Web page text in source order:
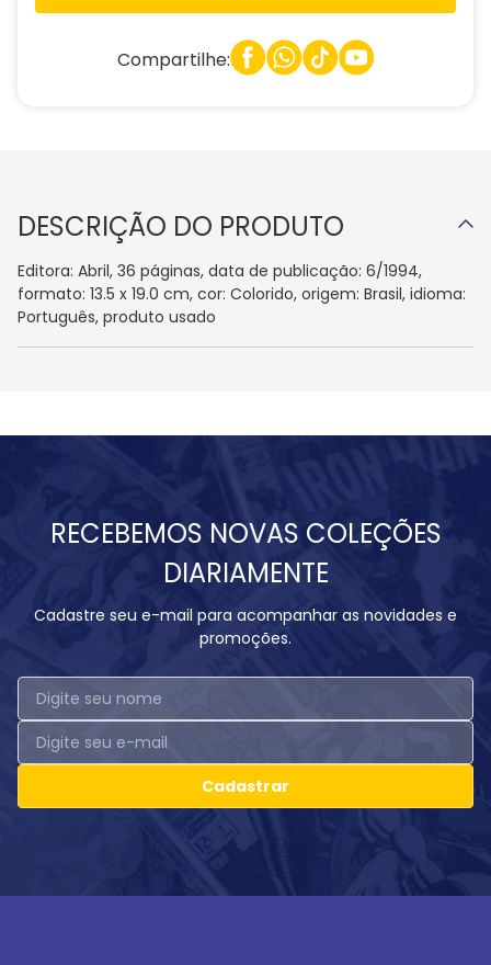
Compartilhe:
DESCRIÇÃO DO PRODUTO
Editora: Abril, 36 páginas, data de publicação: 6/1994,
formato: 13.5 x 19.0 cm, cor: Colorido, origem: Brasil, idioma:
Português, produto usado
RECEBEMOS NOVAS COLEÇÕES
DIARIAMENTE
Cadastre seu e-mail para acompanhar as novidades e
promoções.
Cadastrar